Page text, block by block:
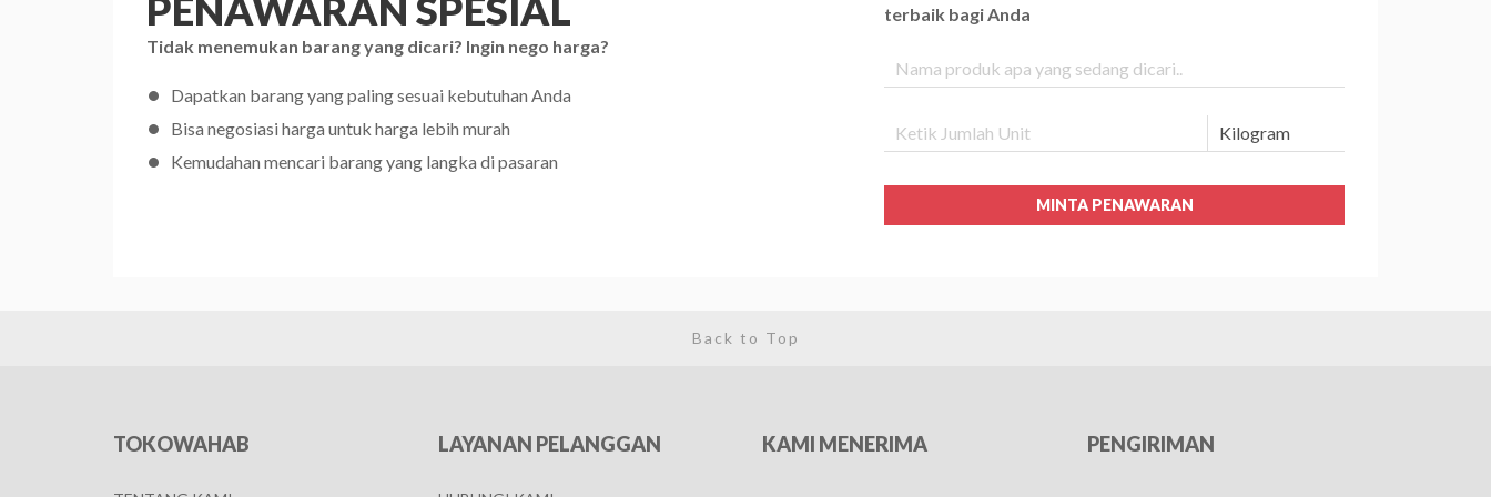
PENAWARAN SPESIAL
Tidak menemukan barang yang dicari? Ingin nego harga?
Dapatkan barang yang paling sesuai kebutuhan Anda
Bisa negosiasi harga untuk harga lebih murah
Kemudahan mencari barang yang langka di pasaran
terbaik bagi Anda
MINTA PENAWARAN
Back to Top
TOKOWAHAB LAYANAN PELANGGAN KAMI MENERIMA PENGIRIMAN